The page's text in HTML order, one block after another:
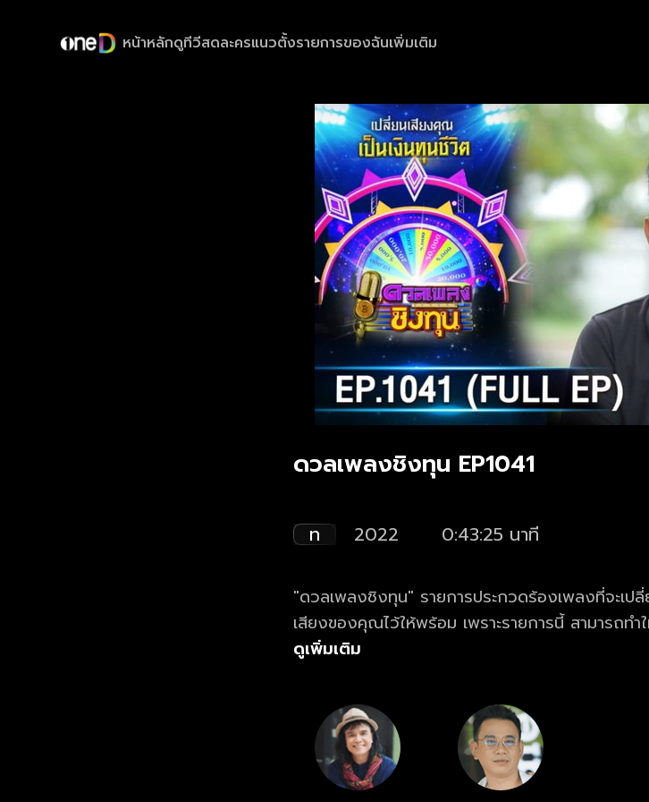
หน้าหลักดูทีวีสดละครแนวตั้งรายการของฉันเพิ่มเติม
ดวลเพลงชิงทุน EP1041
ท 2022 0:43:25 นาที
"ดวลเพลงชิงทุน" รายการประกวดร้องเพลงที่จะเ
เสียงของคุณไว้ให้พร้อม เพราะรายการนี้ สามารถ
ดูเพิ่มเติม